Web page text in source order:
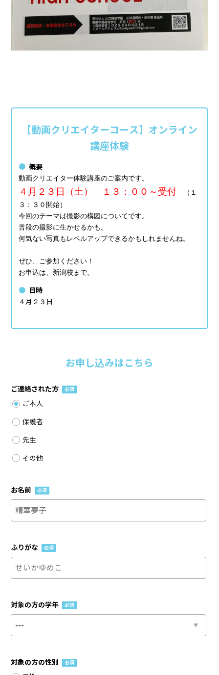
【動画クリエイターコース】オンライン
講座体験
概要
動画クリエイター体験講座のご案内です。
４月２３日（土） １３：００～受付 （１
３：３０開始）
今回のテーマは撮影の構図についてです。
普段の撮影に生かせるかも。
何気ない写真もレベルアップできるかもしれませんね。
ぜひ、ご参加ください！
お申込は、新潟校まで。
日時
４月２３日
お申し込みはこちら
ご連絡された方 必須
ご本人
保護者
先生
その他
お名前 必須
ふりがな 必須
対象の方の学年 必須
対象の方の性別 必須